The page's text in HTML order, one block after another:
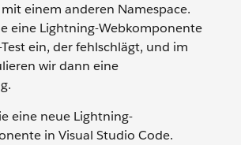
einem anderen Namespace.
eine Lightning-Webkomponente
ein, der fehlschlägt, und im
wir dann eine
eine neue Lightning-
in Visual Studio Code.